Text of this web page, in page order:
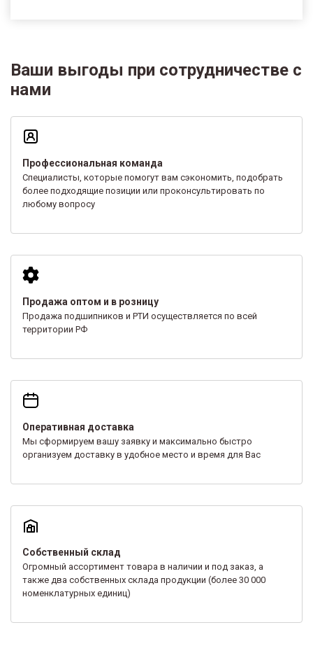
Ваши выгоды при сотрудничестве с
нами
Профессиональная команда
Специалисты, которые помогут вам сэкономить, подобрать
более подходящие позиции или проконсультировать по
любому вопросу
Продажа оптом и в розницу
Продажа подшипников и РТИ осуществляется по всей
территории РФ
Оперативная доставка
Мы сформируем вашу заявку и максимально быстро
организуем доставку в удобное место и время для Вас
Собственный склад
Огромный ассортимент товара в наличии и под заказ, а
также два собственных склада продукции (более 30 000
номенклатурных единиц)